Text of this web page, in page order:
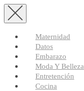
Maternidad
Datos
Embarazo
Moda Y Belleza
Entretención
Cocina